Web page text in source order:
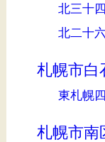
北三十
北二十
札幌市白
東札幌
札幌市南